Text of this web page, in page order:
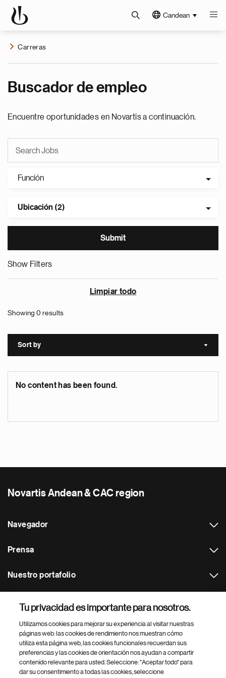
Candean
Carreras
Buscador de empleo
Encuentre oportunidades en Novartis a continuación.
Función
Ubicación (2)
Show Filters
Limpiar todo
Showing 0 results
Sort by Sort
No content has been found.
Novartis Andean & CAC region
Navegador
Prensa
Nuestro portafolio
Footer Site Search
Tu privacidad es importante para nosotros.
Utilizamos cookies para mejorar su experiencia al visitar nuestras
páginas web: las cookies de rendimiento nos muestran cómo
utiliza esta página web, las cookies funcionales recuerdan sus
preferencias y las cookies de orientación nos ayudan a compartir
contenido relevante para usted. Seleccione: "Aceptar todo" para
dar su consentimiento a todas las cookies, seleccione